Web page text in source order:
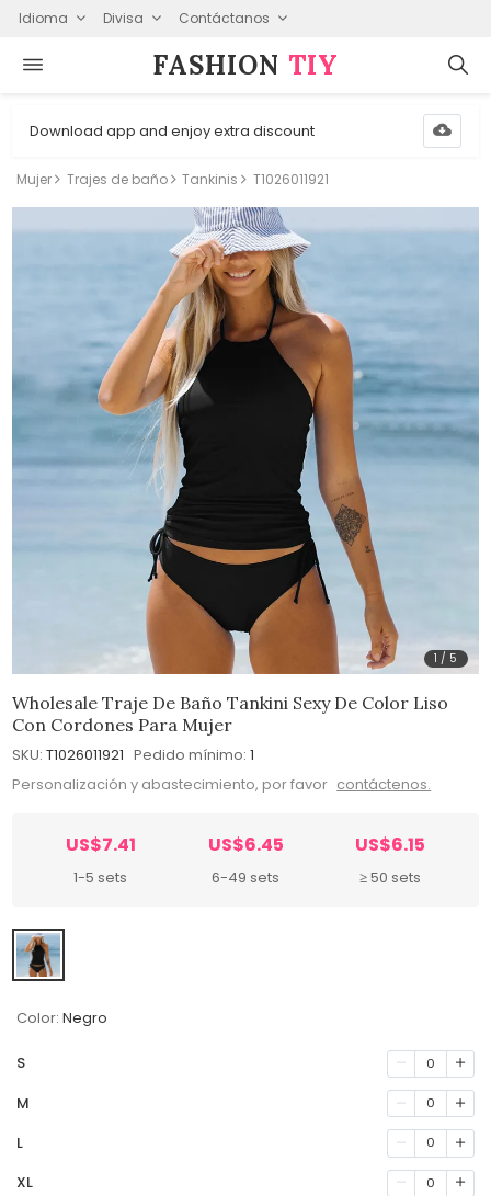
Idioma Divisa Contáctanos
FASHION⁠ TIY
Download app and enjoy extra discount
Mujer Trajes de baño Tankinis T1026011921
1 / 5
Wholesale Traje De Baño Tankini Sexy De Color Liso
Con Cordones Para Mujer
SKU: T1026011921 Pedido mínimo: 1
Personalización y abastecimiento, por favor contáctenos.
US$7.41
1-5 sets
US$6.45
6-49 sets
US$6.15
≥ 50 sets
Color: Negro
S 0
M 0
L 0
XL 0